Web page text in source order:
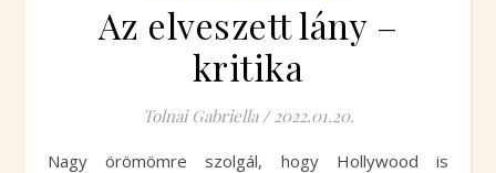
Az elveszett lány –
kritika
Tolnai Gabriella / 2022.01.20.
Nagy örömömre szolgál, hogy Hollywood is